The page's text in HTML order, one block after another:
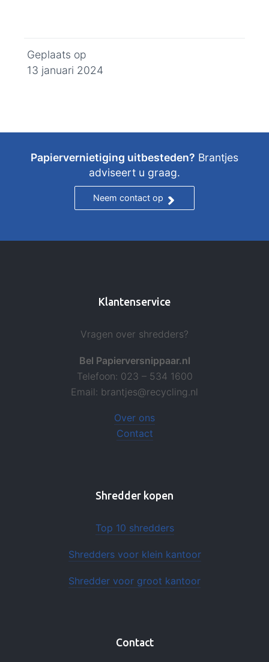
Geplaats op
13 januari 2024
Papiervernietiging uitbesteden? Brantjes
adviseert u graag.
Neem contact op
Klantenservice
Vragen over shredders?
Bel Papierversnippaar.nl
Telefoon: 023 – 534 1600
Email: brantjes@recycling.nl
Over ons
Contact
Shredder kopen
Top 10 shredders
Shredders voor klein kantoor
Shredder voor groot kantoor
Contact